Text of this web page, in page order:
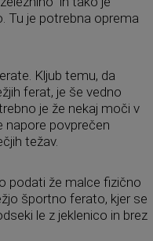
Tu je potrebna oprema
Kljub temu, da
ferat, je še vedno
je že nekaj moči v
napore povprečen
težav.
podati že malce fizično
športno ferato, kjer se
le z jeklenico in brez